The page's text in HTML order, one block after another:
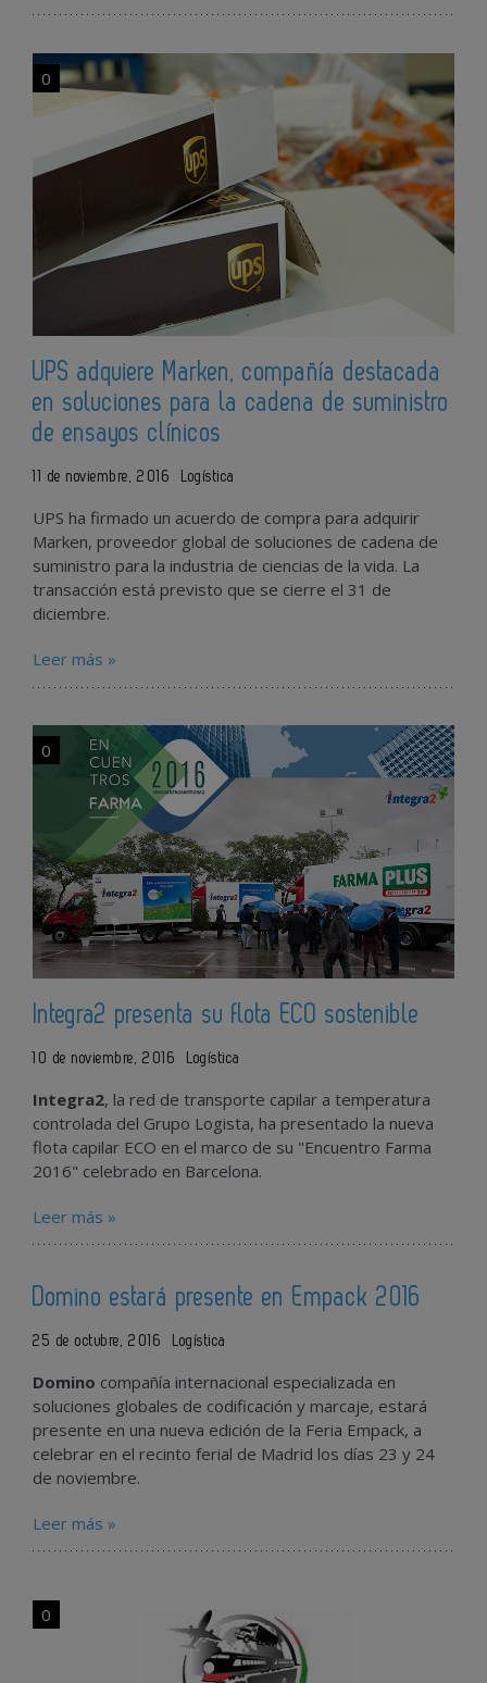
0
UPS adquiere Marken, compañía destacada
en soluciones para la cadena de suministro
de ensayos clínicos
11 de noviembre, 2016 Logística
UPS ha firmado un acuerdo de compra para adquirir
Marken, proveedor global de soluciones de cadena de
suministro para la industria de ciencias de la vida. La
transacción está previsto que se cierre el 31 de
diciembre.
Leer más »
0
Integra2 presenta su flota ECO sostenible
10 de noviembre, 2016 Logística
Integra2, la red de transporte capilar a temperatura
controlada del Grupo Logista, ha presentado la nueva
flota capilar ECO en el marco de su "Encuentro Farma
2016" celebrado en Barcelona.
Leer más »
Domino estará presente en Empack 2016
25 de octubre, 2016 Logística
Domino compañía internacional especializada en
soluciones globales de codificación y marcaje, estará
presente en una nueva edición de la Feria Empack, a
celebrar en el recinto ferial de Madrid los días 23 y 24
de noviembre.
Leer más »
0